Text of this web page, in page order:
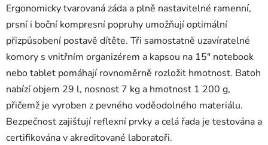
Ergonomicky tvarovaná záda a plně nastavitelné ramenní,
prsní i boční kompresní popruhy umožňují optimální
přizpůsobení postavě dítěte. Tři samostatně uzavíratelné
komory s vnitřním organizérem a kapsou na 15″ notebook
nebo tablet pomáhají rovnoměrně rozložit hmotnost. Batoh
nabízí objem 29 l, nosnost 7 kg a hmotnost 1 200 g,
přičemž je vyroben z pevného voděodolného materiálu.
Bezpečnost zajišťují reflexní prvky a celá řada je testována a
certifikována v akreditované laboratoři.